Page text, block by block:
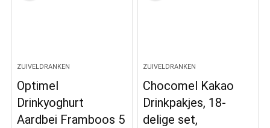
ZUIVELDRANKEN
Optimel
Drinkyoghurt
Aardbei Framboos 5
ZUIVELDRANKEN
Chocomel Kakao
Drinkpakjes, 18-
delige set,